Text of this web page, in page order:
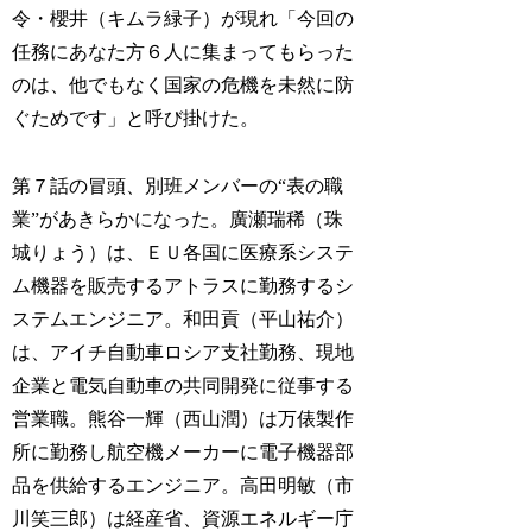
令・櫻井（キムラ緑子）が現れ「今回の
任務にあなた方６人に集まってもらった
のは、他でもなく国家の危機を未然に防
ぐためです」と呼び掛けた。
第７話の冒頭、別班メンバーの“表の職
業”があきらかになった。廣瀬瑞稀（珠
城りょう）は、ＥＵ各国に医療系システ
ム機器を販売するアトラスに勤務するシ
ステムエンジニア。和田貢（平山祐介）
は、アイチ自動車ロシア支社勤務、現地
企業と電気自動車の共同開発に従事する
営業職。熊谷一輝（西山潤）は万俵製作
所に勤務し航空機メーカーに電子機器部
品を供給するエンジニア。高田明敏（市
川笑三郎）は経産省、資源エネルギー庁